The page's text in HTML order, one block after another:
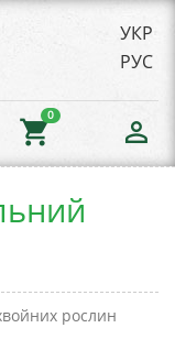
УКР
РУС
shopping_cart
0
person_outline
рослин